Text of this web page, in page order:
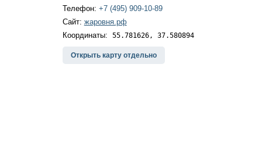
Телефон: +7 (495) 909-10-89
Сайт: жаровня.рф
Координаты: 55.781626, 37.580894
Открыть карту отдельно